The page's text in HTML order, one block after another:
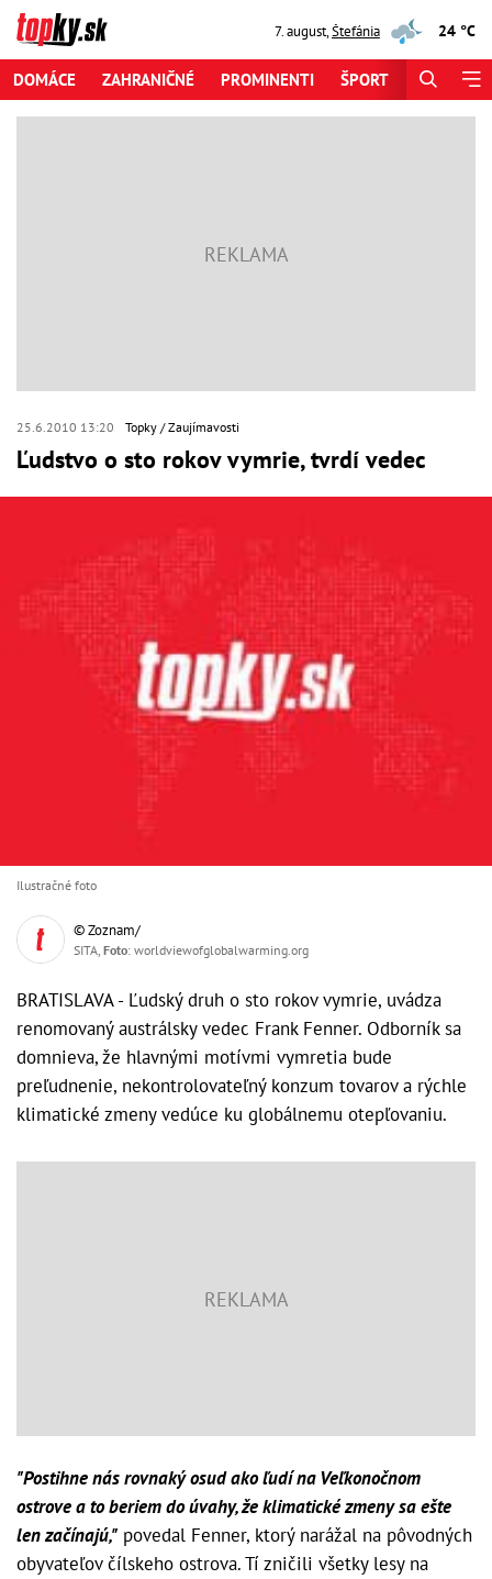
7. august,Štefánia 24 °C
DOMÁCE ZAHRANIČNÉ PROMINENTI ŠPORT
25.6.2010 13:20 Topky Zaujímavosti
Ľudstvo o sto rokov vymrie, tvrdí vedec
Ilustračné foto
© Zoznam/
SITA, Foto: worldviewofglobalwarming.org
BRATISLAVA - Ľudský druh o sto rokov vymrie, uvádza
renomovaný austrálsky vedec Frank Fenner. Odborník sa
domnieva, že hlavnými motívmi vymretia bude
preľudnenie, nekontrolovateľný konzum tovarov a rýchle
klimatické zmeny vedúce ku globálnemu otepľovaniu.
"Postihne nás rovnaký osud ako ľudí na Veľkonočnom
ostrove a to beriem do úvahy, že klimatické zmeny sa ešte
len začínajú," povedal Fenner, ktorý narážal na pôvodných
obyvateľov čílskeho ostrova. Tí zničili všetky lesy na